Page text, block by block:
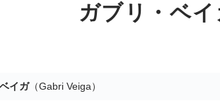
ガブリ・ベ
イガ（Gabri Veiga）